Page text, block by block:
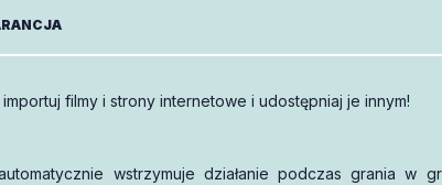
filmy i strony internetowe i udostępniaj je innym!
wstrzymuje działanie podczas grania w